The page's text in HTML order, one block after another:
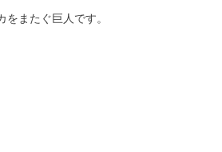
またぐ巨人です。